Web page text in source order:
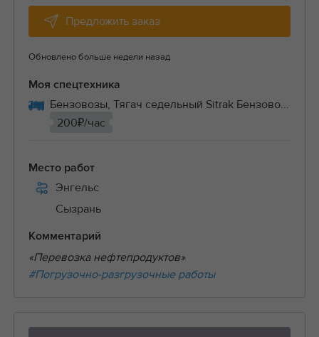
Предложить заказ
Обновлено больше недели назад
Моя спецтехника
Бензовозы, Тягач седельный Sitrak Бензово...
200₽/час
Место работ
Энгельс
Сызрань
Комментарий
«Перевозка нефтепродуктов»
#Погрузочно-разгрузочные работы